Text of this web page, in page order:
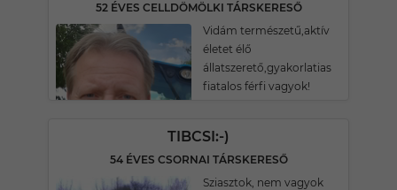
52 ÉVES CELLDÖMÖLKI TÁRSKERESŐ
Vidám természetű,aktív
életet élő
állatszerető,gyakorlatias
fiatalos férfi vagyok!
TIBCSI:-)
54 ÉVES CSORNAI TÁRSKERESŐ
Sziasztok, nem vagyok